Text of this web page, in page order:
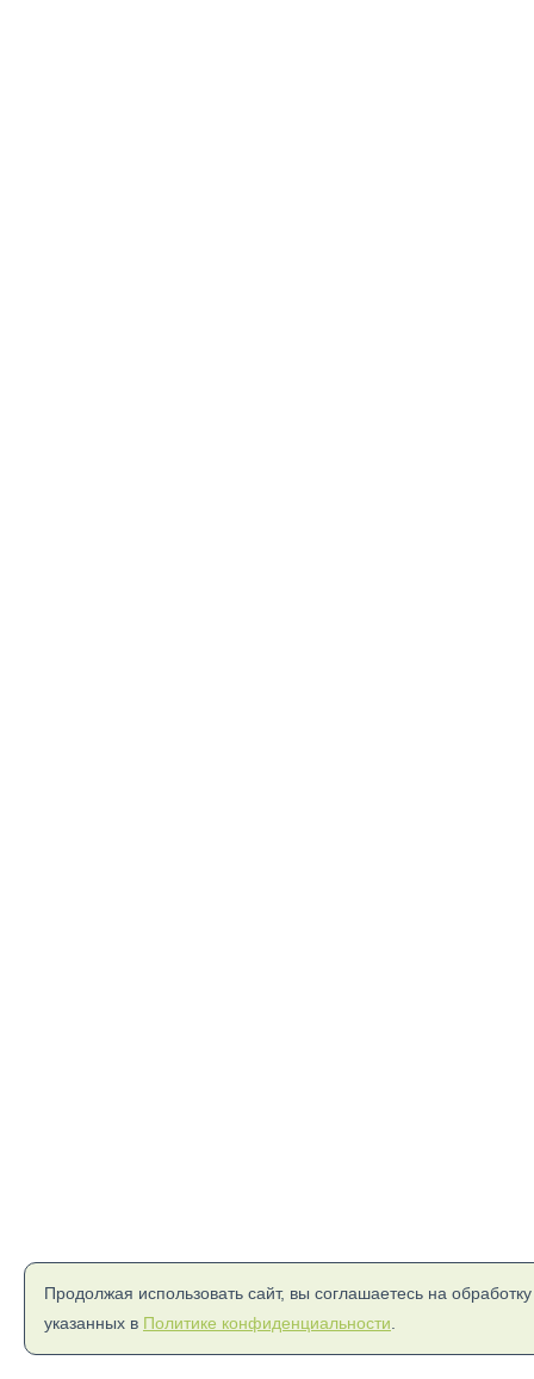
Продолжая использовать сайт, вы соглашаетесь на
указанных в Политике конфиденциальности